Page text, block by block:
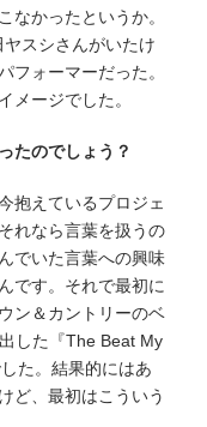
なかったというか。
スシさんがいたけ
フォーマーだった。
メージでした。
たのでしょう？
抱えているプロジェ
れなら言葉を扱うの
でいた言葉への興味
です。それで最初に
ン＆カントリーのベ
した『The Beat My
た。結果的にはあ
ど、最初はこういう